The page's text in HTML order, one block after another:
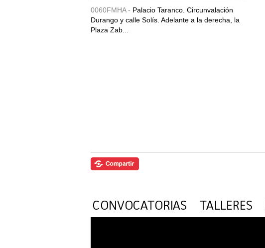
0060FMHA - Palacio Taranco. Circunvalación
Durango y calle Solís. Adelante a la derecha, la
Plaza Zab...